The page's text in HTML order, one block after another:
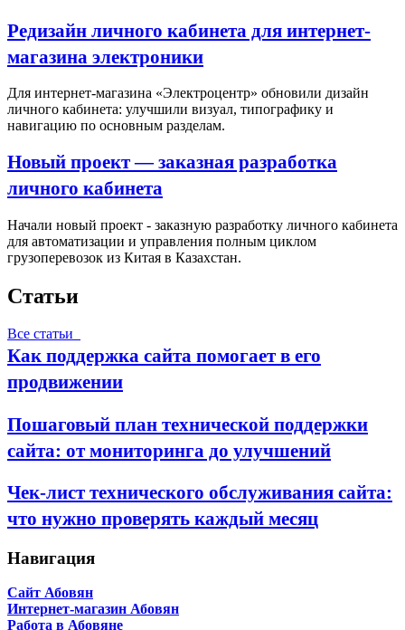
Редизайн личного кабинета для интернет-
магазина электроники
Для интернет-магазина «Электроцентр» обновили дизайн
личного кабинета: улучшили визуал, типографику и
навигацию по основным разделам.
Новый проект — заказная разработка
личного кабинета
Начали новый проект - заказную разработку личного кабинета
для автоматизации и управления полным циклом
грузоперевозок из Китая в Казахстан.
Статьи
Все статьи
Как поддержка сайта помогает в его
продвижении
Пошаговый план технической поддержки
сайта: от мониторинга до улучшений
Чек-лист технического обслуживания сайта:
что нужно проверять каждый месяц
Навигация
Сайт Абовян
Интернет-магазин Абовян
Работа в Абовяне